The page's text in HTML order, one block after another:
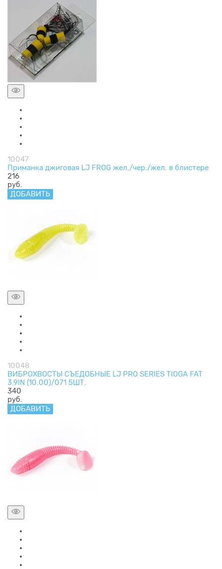
10047
Приманка джиговая LJ FROG жел./чер./жел. в блистере
216
руб.
ДОБАВИТЬ
10048
ВИБРОХВОСТЫ СЪЕДОБНЫЕ LJ PRO SERIES TIOGA FAT
3.9IN (10.00)/071 5ШТ.
340
руб.
ДОБАВИТЬ